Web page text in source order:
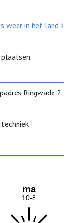
weer in het land
Ringwade 2.